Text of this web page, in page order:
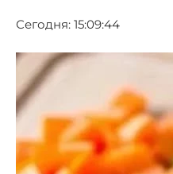
Сегодня: 15:09:44